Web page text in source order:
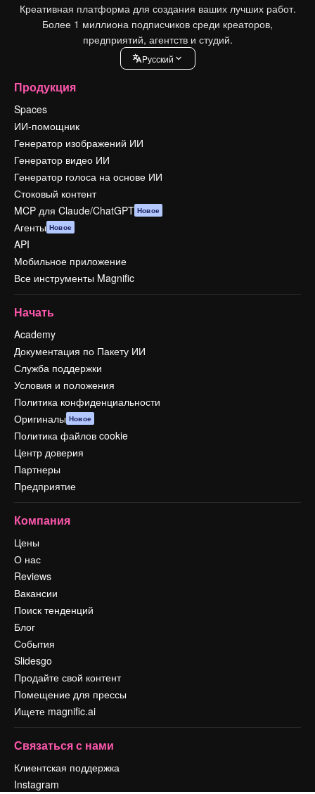
Креативная платформа для создания ваших лучших работ.
Более 1 миллиона подписчиков среди креаторов,
предприятий, агентств и студий.
Pусский
Продукция
Spaces
ИИ-помощник
Генератор изображений ИИ
Генератор видео ИИ
Генератор голоса на основе ИИ
Стоковый контент
MCP для Claude/ChatGPT Новое
Агенты Новое
API
Мобильное приложение
Все инструменты Magnific
Начать
Academy
Документация по Пакету ИИ
Служба поддержки
Условия и положения
Политика конфиденциальности
Оригиналы Новое
Политика файлов cookie
Центр доверия
Партнеры
Предприятие
Компания
Цены
О нас
Reviews
Вакансии
Поиск тенденций
Блог
События
Slidesgo
Продайте свой контент
Помещение для прессы
Ищете magnific.ai
Связаться с нами
Клиентская поддержка
Instagram